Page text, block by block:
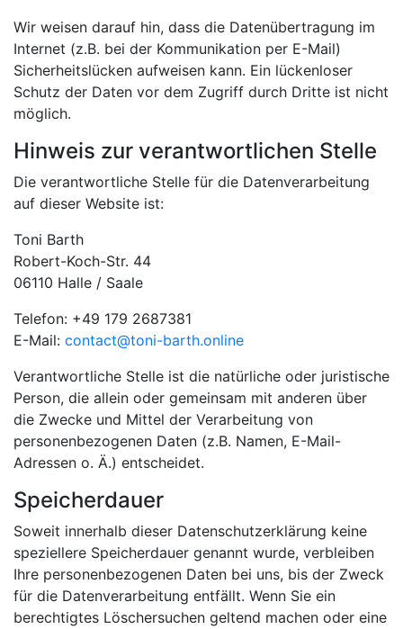
Wir weisen darauf hin, dass die Datenübertragung im
Internet (z.B. bei der Kommunikation per E-Mail)
Sicherheitslücken aufweisen kann. Ein lückenloser
Schutz der Daten vor dem Zugriff durch Dritte ist nicht
möglich.
Hinweis zur verantwortlichen Stelle
Die verantwortliche Stelle für die Datenverarbeitung
auf dieser Website ist:
Toni Barth
Robert-Koch-Str. 44
06110 Halle / Saale
Telefon: +49 179 2687381
E-Mail: contact@toni-barth.online
Verantwortliche Stelle ist die natürliche oder juristische
Person, die allein oder gemeinsam mit anderen über
die Zwecke und Mittel der Verarbeitung von
personenbezogenen Daten (z.B. Namen, E-Mail-
Adressen o. Ä.) entscheidet.
Speicherdauer
Soweit innerhalb dieser Datenschutzerklärung keine
speziellere Speicherdauer genannt wurde, verbleiben
Ihre personenbezogenen Daten bei uns, bis der Zweck
für die Datenverarbeitung entfällt. Wenn Sie ein
berechtigtes Löschersuchen geltend machen oder eine